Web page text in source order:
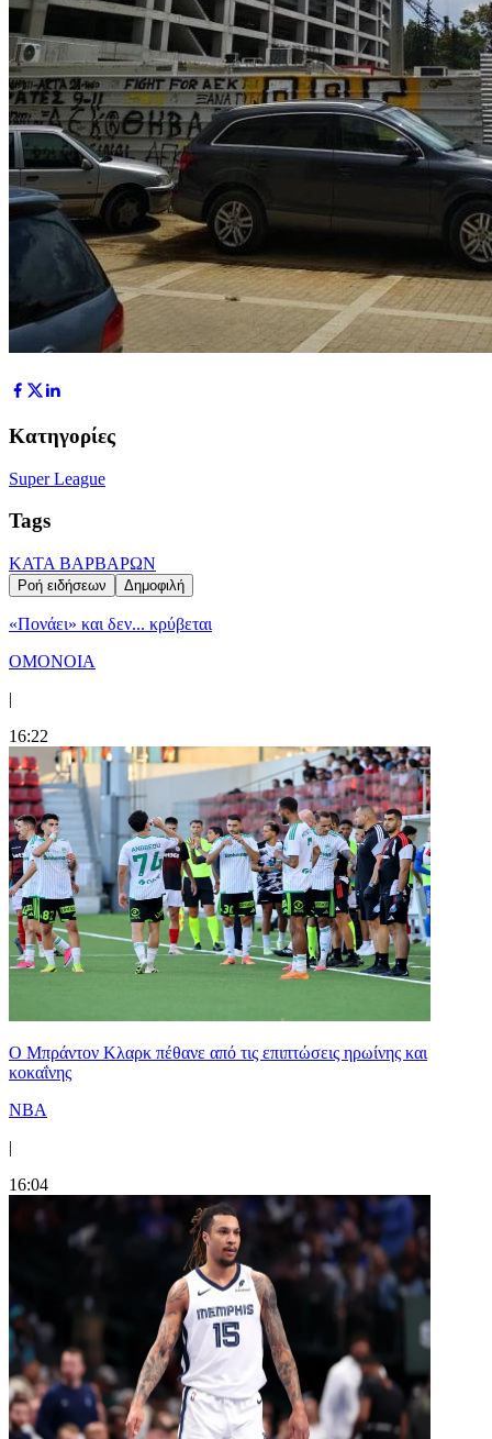
Κατηγορίες
Super League
Tags
ΚΑΤΑ ΒΑΡΒΑΡΩΝ
Ροή ειδήσεων Δημοφιλή
«Πονάει» και δεν... κρύβεται
ΟΜΟΝΟΙΑ
|
16:22
Ο Μπράντον Κλαρκ πέθανε από τις επιπτώσεις ηρωίνης και
κοκαΐνης
NBA
|
16:04